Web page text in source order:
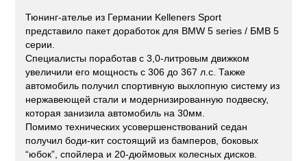
Тюнинг-ателье из Германии Kelleners Sport
представило пакет доработок для BMW 5 series / БМВ 5
серии.
Специалисты поработав с 3,0-литровым движком
увеличили его мощность с 306 до 367 л.с. Также
автомобиль получил спортивную выхлопную систему из
нержавеющей стали и модернизированную подвеску,
которая занизила автомобиль на 30мм.
Помимо технических усовершенствований седан
получил боди-кит состоящий из бамперов, боковых
“юбок”, спойлера и 20-дюймовых колесных дисков.